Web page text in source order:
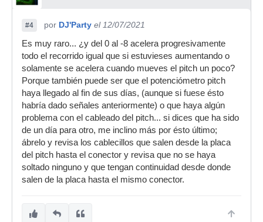
#4 por DJ'Party el 12/07/2021
Es muy raro... ¿y del 0 al -8 acelera progresivamente
todo el recorrido igual que si estuvieses aumentando o
solamente se acelera cuando mueves el pitch un poco?
Porque también puede ser que el potenciómetro pitch
haya llegado al fin de sus días, (aunque si fuese ésto
habría dado señales anteriormente) o que haya algún
problema con el cableado del pitch... si dices que ha sido
de un día para otro, me inclino más por ésto último;
ábrelo y revisa los cablecillos que salen desde la placa
del pitch hasta el conector y revisa que no se haya
soltado ninguno y que tengan continuidad desde donde
salen de la placa hasta el mismo conector.